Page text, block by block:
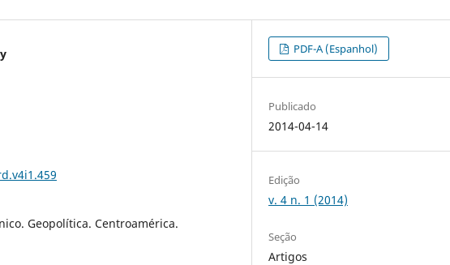
Geopolítica. Centroamérica.
PDF-A (Espanhol)
Publicado
2014-04-14
Edição
v. 4 n. 1 (2014)
Seção
Artigos